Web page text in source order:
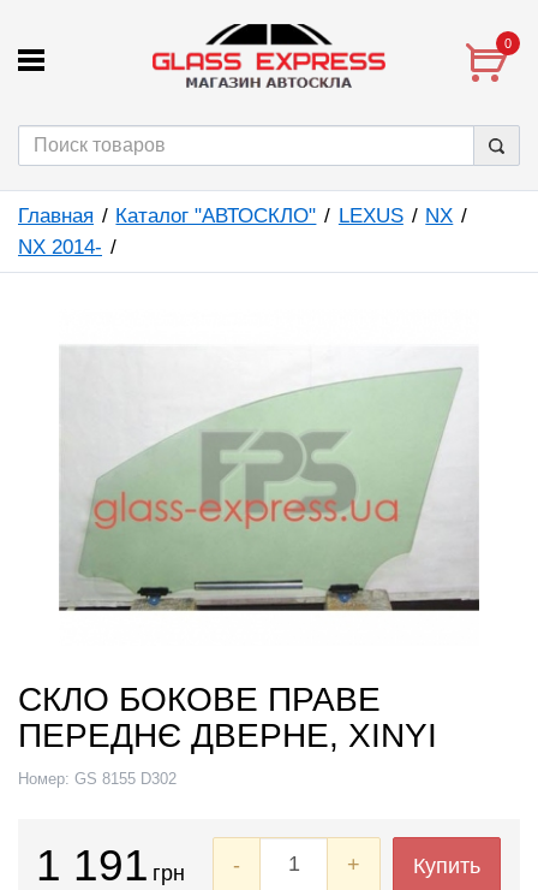
0
Главная Каталог "АВТОСКЛО" LEXUS
NX
NX 2014-
СКЛО БОКОВЕ ПРАВЕ
ПЕРЕДНЄ ДВЕРНЕ, XINYI
Номер: GS 8155 D302
1 191 грн - + Купить